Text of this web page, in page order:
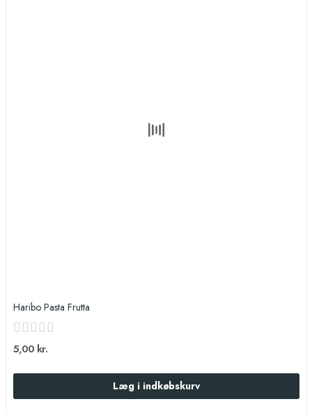
Haribo Pasta Frutta
5,00 kr.
Læg i indkøbskurv